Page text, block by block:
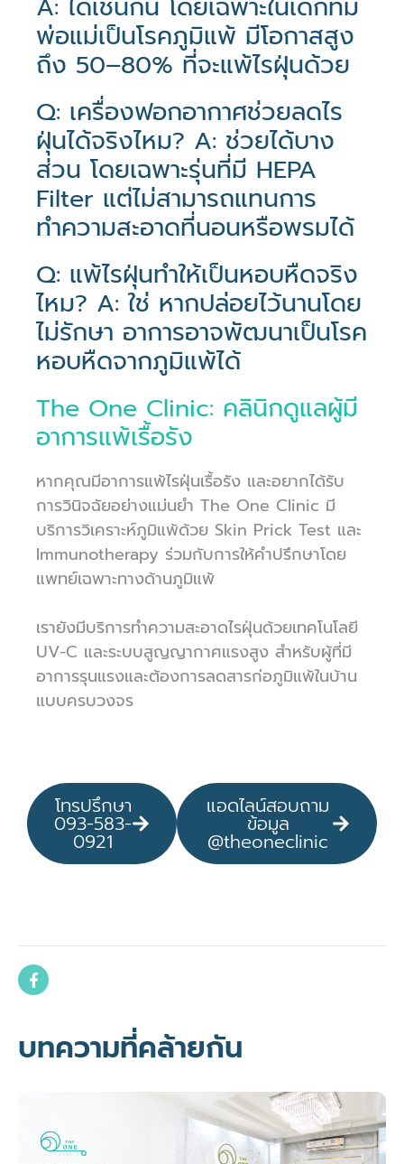
A: ได้เช่นกัน โดยเฉพาะในเด็กที่มี
พ่อแม่เป็นโรคภูมิแพ้ มีโอกาสสูง
ถึง 50–80% ที่จะแพ้ไรฝุ่นด้วย
Q: เครื่องฟอกอากาศช่วยลดไร
ฝุ่นได้จริงไหม? A: ช่วยได้บาง
ส่วน โดยเฉพาะรุ่นที่มี HEPA
Filter แต่ไม่สามารถแทนการ
ทำความสะอาดที่นอนหรือพรมได้
Q: แพ้ไรฝุ่นทำให้เป็นหอบหืดจริง
ไหม? A: ใช่ หากปล่อยไว้นานโดย
ไม่รักษา อาการอาจพัฒนาเป็นโรค
หอบหืดจากภูมิแพ้ได้
The One Clinic: คลินิกดูแลผู้มี
อาการแพ้เรื้อรัง
หากคุณมีอาการแพ้ไรฝุ่นเรื้อรัง และอยากได้รับ
การวินิจฉัยอย่างแม่นยำ The One Clinic มี
บริการวิเคราะห์ภูมิแพ้ด้วย Skin Prick Test และ
Immunotherapy ร่วมกับการให้คำปรึกษาโดย
แพทย์เฉพาะทางด้านภูมิแพ้
เรายังมีบริการทำความสะอาดไรฝุ่นด้วยเทคโนโลยี
UV-C และระบบสูญญากาศแรงสูง สำหรับผู้ที่มี
อาการรุนแรงและต้องการลดสารก่อภูมิแพ้ในบ้าน
แบบครบวงจร
โทรปรึกษา
093-583-
0921
แอดไลน์สอบถาม
ข้อมูล
@theoneclinic
บทความที่คล้ายกัน